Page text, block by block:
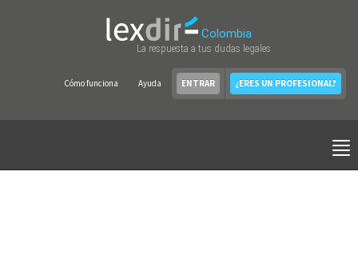
Colombia
La respuesta a tus dudas legales
Cómo funciona Ayuda ENTRAR ¿ERES UN PROFESIONAL?